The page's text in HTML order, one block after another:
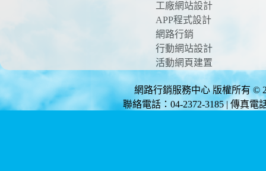
工廠網站設計
APP程式設計
網路行銷
行動網站設計
活動網頁建置
網路行銷服務中心 版權所有 ©
聯絡電話：04-2372-3185 | 傳真電